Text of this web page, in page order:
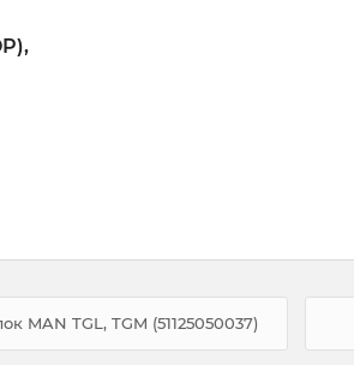
MAN TGL, TGM (51125050037)